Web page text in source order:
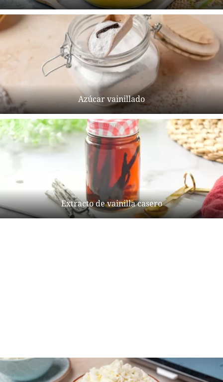
Azúcar vainillado
Extracto de vainilla casero